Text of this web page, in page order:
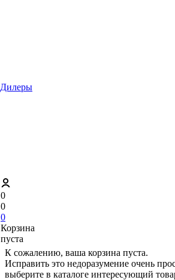
Дилеры
0
0
0
Корзина
пуста
К сожалению, ваша корзина пуста.
Исправить это недоразумение очень
выберите в каталоге интересующий